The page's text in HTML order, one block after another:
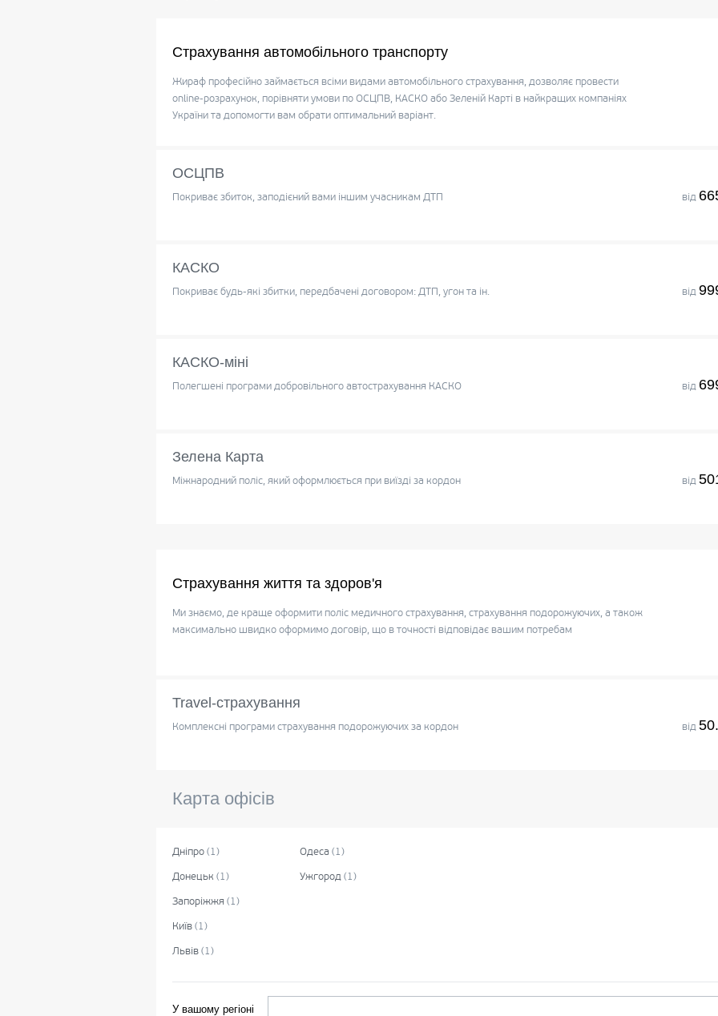
Страхування автомобільного транспорту
Жираф професійно займається всіми видами автомобільного страхування, дозволяє провести
online-розрахунок, порівняти умови по ОСЦПВ, КАСКО або Зеленій Карті в найкращих компаніях
України та допомогти вам обрати оптимальний варіант.
ОСЦПВ
Покриває збиток, заподієний вами іншим учасникам ДТП
від
КАСКО
Покриває будь-які збитки, передбачені договором: ДТП, угон та ін.
від
КАСКО-міні
Полегшені програми добровільного автострахування КАСКО
від
Зелена Карта
Міжнародний поліс, який оформлюється при виїзді за кордон
від
Страхування життя та здоров'я
Ми знаємо, де краще оформити поліс медичного страхування, страхування подорожуючих, а також
максимально швидко оформимо договір, що в точності відповідає вашим потребам
Travel-страхування
Комплексні програми страхування подорожуючих за кордон
від
Карта офісів
Дніпро(1)
Донецьк (1)
Запоріжжя (1)
Київ(1)
Львів(1)
Одеса (1)
Ужгород(1)
У вашому регіоні